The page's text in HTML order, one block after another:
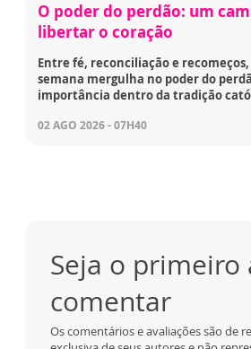
O poder do perdão: um
libertar o coração
Entre fé, reconciliação e recomeços,
semana mergulha no poder do
importância dentro da tradição
02 AGO 2026 - 07H40
Seja o primeiro
comentar
Os comentários e avaliações são de